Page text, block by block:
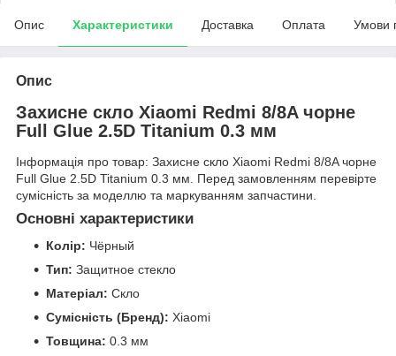
Опис Характеристики Доставка Оплата Умови
Опис
Захисне скло Xiaomi Redmi 8/8A чорне
Full Glue 2.5D Titanium 0.3 мм
Інформація про товар: Захисне скло Xiaomi Redmi 8/8A чорне
Full Glue 2.5D Titanium 0.3 мм. Перед замовленням перевірте
сумісність за моделлю та маркуванням запчастини.
Основні характеристики
Колір: Чёрный
Тип: Защитное стекло
Матеріал: Скло
Сумісність (Бренд): Xiaomi
Товщина: 0.3 мм